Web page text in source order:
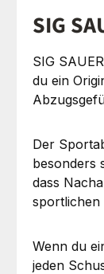
SIG
SIG
du ein
Der
besonders
dass
sportlichen
Wenn du
jeden